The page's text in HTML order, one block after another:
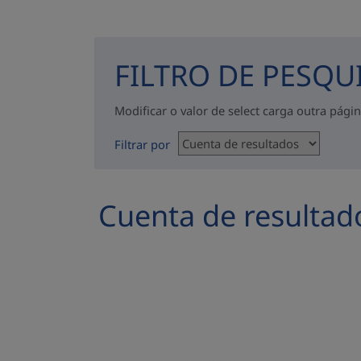
FILTRO DE
Modificar o valor de select carga outra
Filtrar por
Cuenta de